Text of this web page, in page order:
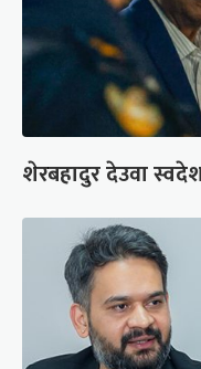
शेरबहादुर देउवा